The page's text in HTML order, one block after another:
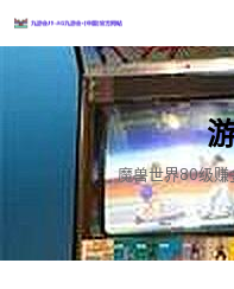
魔兽世界80级赚